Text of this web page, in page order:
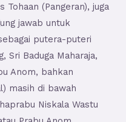
Tohaan (Pangeran), juga
jawab untuk
putera-puteri
Sri Baduga Maharaja,
Anom, bahkan
masih di bawah
Niskala Wastu